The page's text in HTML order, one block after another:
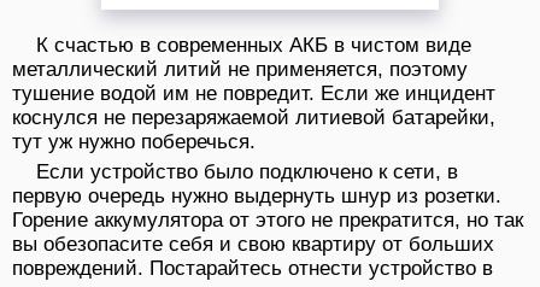
К счастью в современных АКБ в чистом виде
металлический литий не применяется, поэтому
тушение водой им не повредит. Если же инцидент
коснулся не перезаряжаемой литиевой батарейки,
тут уж нужно поберечься.
Если устройство было подключено к сети, в
первую очередь нужно выдернуть шнур из розетки.
Горение аккумулятора от этого не прекратится, но так
вы обезопасите себя и свою квартиру от больших
повреждений. Постарайтесь отнести устройство в